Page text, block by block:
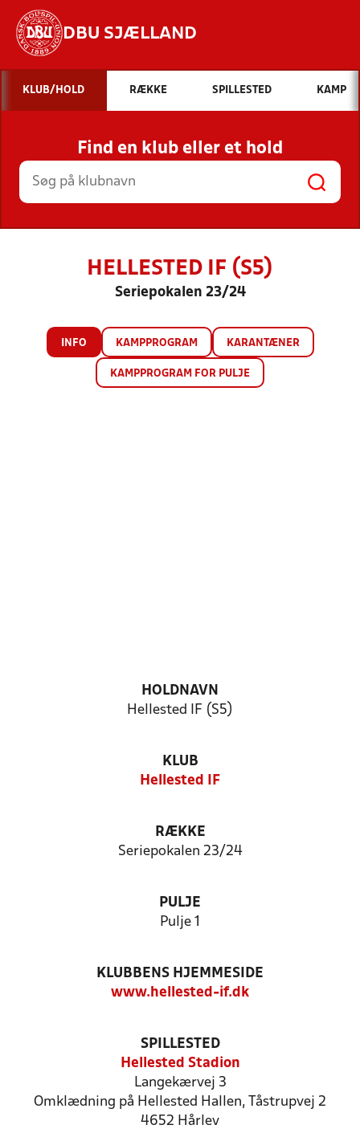
DBU SJÆLLAND
Hvad vil du søge efter?
INDHOLD OG NYHEDER
STILLINGER, RESULTATER, KLUBBER OG
HOLD
KLUB/HOLD RÆKKE SPILLESTED KAMP
Find en klub eller et hold
HELLESTED IF (S5)
Seriepokalen 23/24
INFO KAMPPROGRAM KARANTÆNER
KAMPPROGRAM FOR PULJE
HOLDNAVN
Hellested IF (S5)
KLUB
Hellested IF
RÆKKE
Seriepokalen 23/24
PULJE
Pulje 1
KLUBBENS HJEMMESIDE
www.hellested-if.dk
SPILLESTED
Hellested Stadion
Langekærvej 3
Omklædning på Hellested Hallen, Tåstrupvej 2
4652 Hårlev